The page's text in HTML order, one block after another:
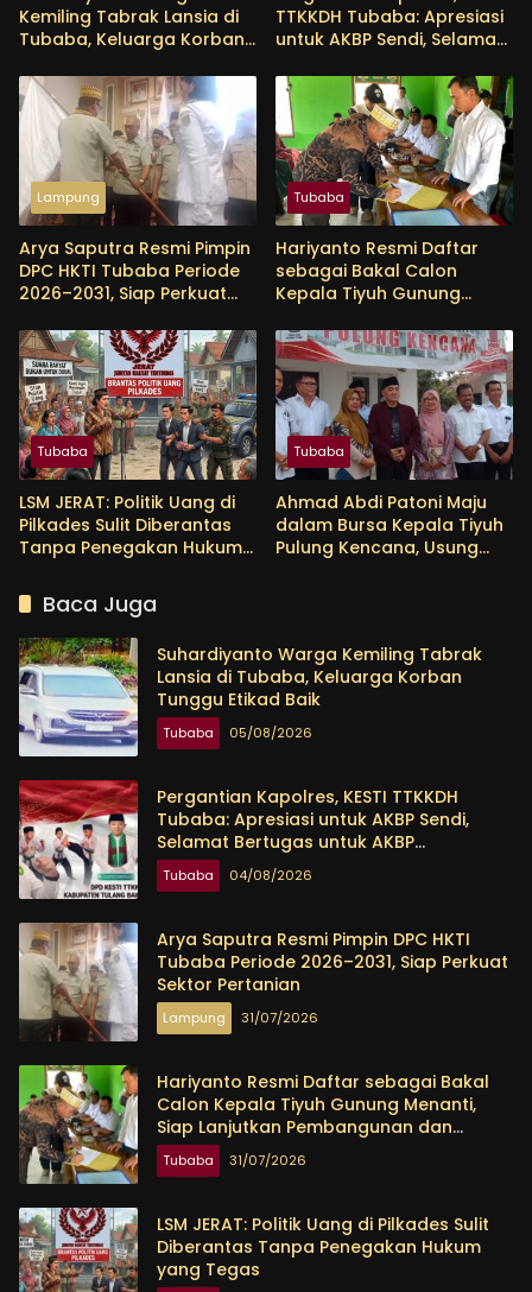
Kemiling Tabrak Lansia di
Tubaba, Keluarga Korban
TTKKDH Tubaba: Apresiasi
untuk AKBP Sendi, Selamat
Himmawan
Lampung
Arya Saputra Resmi Pimpin
DPC HKTI Tubaba Periode
2026–2031, Siap Perkuat
Tubaba
Hariyanto Resmi Daftar
sebagai Bakal Calon
Kepala Tiyuh Gunung
Pembangunan dan
Tingkatkan Kesejahteraan
Warga
Tubaba
LSM JERAT: Politik Uang di
Pilkades Sulit Diberantas
Tanpa Penegakan Hukum
Tubaba
Ahmad Abdi Patoni Maju
dalam Bursa Kepala Tiyuh
Pulung Kencana, Usung
Baca Juga
Suhardiyanto Warga Kemiling Tabrak
Lansia di Tubaba, Keluarga Korban
Tunggu Etikad Baik
Tubaba 05/08/2026
Pergantian Kapolres, KESTI TTKKDH
Tubaba: Apresiasi untuk AKBP Sendi,
Selamat Bertugas untuk AKBP
Himmawan
Tubaba 04/08/2026
Arya Saputra Resmi Pimpin DPC HKTI
Tubaba Periode 2026–2031, Siap Perkuat
Sektor Pertanian
Lampung 31/07/2026
Hariyanto Resmi Daftar sebagai Bakal
Calon Kepala Tiyuh Gunung Menanti,
Siap Lanjutkan Pembangunan dan
Tingkatkan Kesejahteraan Warga
Tubaba 31/07/2026
LSM JERAT: Politik Uang di Pilkades Sulit
Diberantas Tanpa Penegakan Hukum
yang Tegas